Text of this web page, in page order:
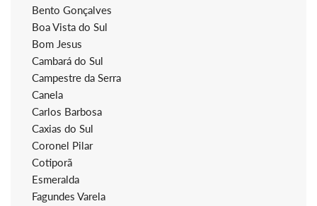
Bento Gonçalves
Boa Vista do Sul
Bom Jesus
Cambará do Sul
Campestre da Serra
Canela
Carlos Barbosa
Caxias do Sul
Coronel Pilar
Cotiporã
Esmeralda
Fagundes Varela